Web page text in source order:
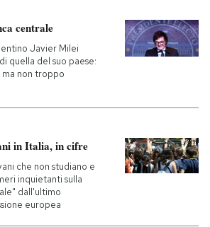
centrale
Javier Milei
quella del suo paese:
non troppo
in Italia, in cifre
che non studiano e
inquietanti sulla
dall'ultimo
europea